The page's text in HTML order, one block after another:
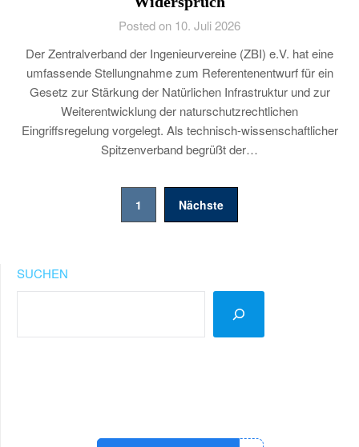
Posted on 10. Juli 2026
Der Zentralverband der Ingenieurvereine (ZBI) e.V. hat eine
umfassende Stellungnahme zum Referentenentwurf für ein
Gesetz zur Stärkung der Natürlichen Infrastruktur und zur
Weiterentwicklung der naturschutzrechtlichen
Eingriffsregelung vorgelegt. Als technisch-wissenschaftlicher
Spitzenverband begrüßt der…
Seitennummerierung
1 Nächste
SUCHEN